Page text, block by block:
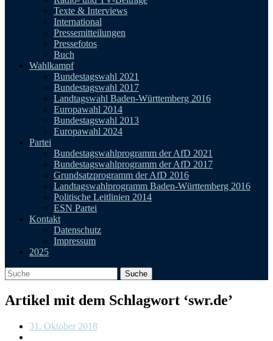
Texte & Interviews
International
Pressemitteilungen
Pressefotos
Buch
Wahlkampf
Bundestagswahl 2021
Bundestagswahl 2017
Landtagswahl Baden-Württemberg 2016
Europawahl 2014
Bundestagswahl 2013
Europawahl 2024
Partei
Bundestagswahlprogramm der AfD 2021
Bundestagswahlprogramm der AfD 2017
Grundsatzprogramm der AfD 2016
Landtagswahlprogramm Baden-Württemberg 2016
Politische Leitlinien 2014
ESN Partei
Kontakt
Datenschutz
Impressum
2025
Artikel mit dem Schlagwort ‘swr.de’
31. Oktober 2018